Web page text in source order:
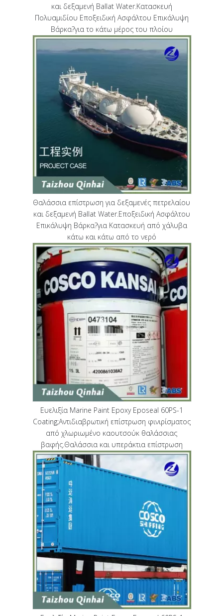
και δεξαμενή Ballat Water.Κατασκευή
Πολυαμιδίου Εποξειδική Ασφάλτου Επικάλυψη
Βάρκα?για το κάτω μέρος του πλοίου
Θαλάσσια επίστρωση για δεξαμενές πετρελαίου
και δεξαμενή Ballat Water.Εποξειδική Ασφάλτου
Επικάλυψη Βάρκα?για Κατασκευή από χάλυβα
κάτω και κάτω από το νερό
Ευελιξία Marine Paint Epoxy Eposeal 60PS-1
Coating;Αντιδιαβρωτική επίστρωση φινιρίσματος
από χλωριωμένο καουτσούκ θαλάσσιας
βαφής.Θαλάσσια και υπεράκτια επίστρωση